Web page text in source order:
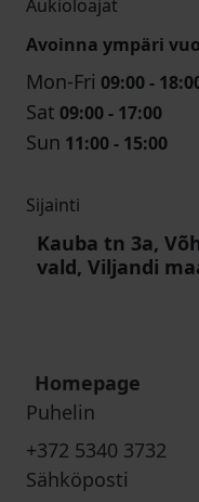
Aukioloajat
Avoinna ympäri
Mon-Fri 09:00 -
Sat 09:00 - 17:00
Sun 11:00 - 15:00
Sijainti
Kauba tn 3a,
vald, Viljandi
Homepage
Puhelin
+372 5340 3732
Sähköposti